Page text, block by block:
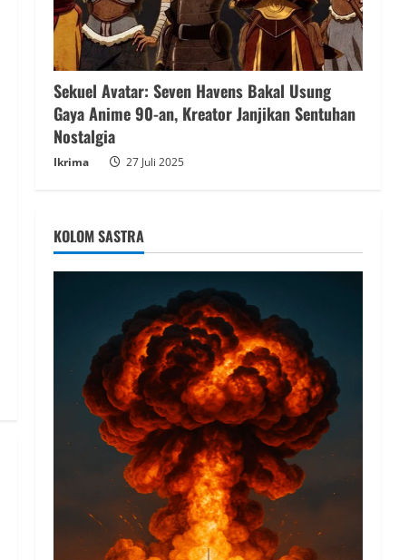
Sekuel Avatar: Seven Havens Bakal Usung
Gaya Anime 90-an, Kreator Janjikan Sentuhan
Nostalgia
Ikrima 27 Juli 2025
KOLOM SASTRA